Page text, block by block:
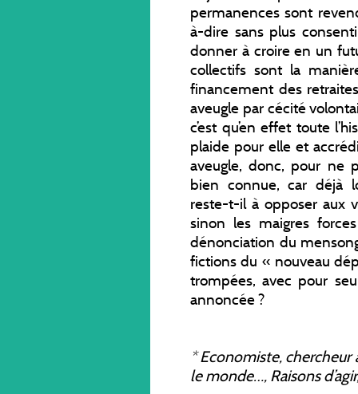
permanences sont
à-dire sans plus
donner à croire en un
collectifs sont la
financement des
aveugle par cécité
c’est qu’en effet toute
plaide pour elle et
aveugle, donc, pour ne
bien connue, car déjà
reste-t-il à opposer aux
sinon les maigres
dénonciation du
fictions du « nouveau
trompées, avec pour
annoncée ?
* Economiste, chercheur
le monde…, Raisons